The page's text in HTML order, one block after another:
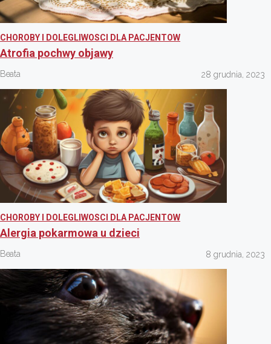
CHOROBY I DOLEGLIWOSCI DLA PACJENTOW
Atrofia pochwy objawy
Beata 28 grudnia, 2023
CHOROBY I DOLEGLIWOSCI DLA PACJENTOW
Alergia pokarmowa u dzieci
Beata 8 grudnia, 2023